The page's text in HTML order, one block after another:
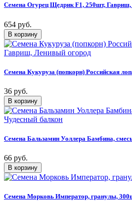
Семена Огурец Щедрик F1, 250шт, Гавриш,
654 руб.
Семена Кукуруза (попкорн) Российская
36 руб.
Семена Бальзамин Уоллера Бамбина,
66 руб.
Семена Морковь Император, гранулы,